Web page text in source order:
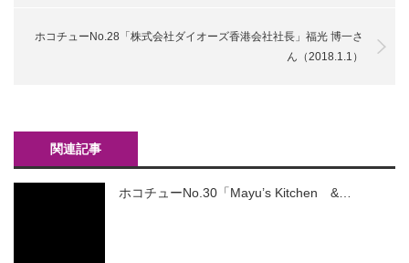
ホコチューNo.28「株式会社ダイオーズ香港会社社長」福光 博一さ
ん（2018.1.1）
関連記事
ホコチューNo.30「Mayu’s Kitchen &…